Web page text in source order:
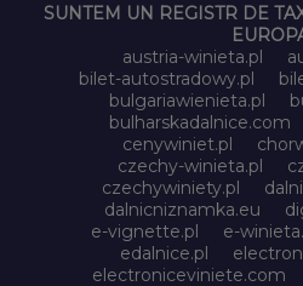
SUNTEM UN REGISTR DE
austria-winieta.pl
bilet-autostradowy.pl
bulgariawienieta.pl
bulharskadalnice.com
cenywiniet.pl
czechy-winieta.pl
czechywiniety.pl
dalnicniznamka.eu
e-vignette.pl
e-
edalnice.pl
electroniceviniete.com